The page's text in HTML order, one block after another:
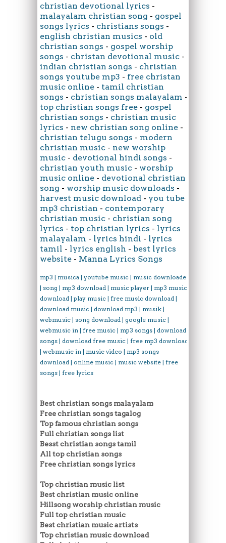
christian devotional lyrics -
malayalam christian song - gospel
songs lyrics - christians songs -
english christian musics - old
christian songs - gospel worship
songs - christan devotional music -
indian christian songs - christian
songs youtube mp3 - free christan
music online - tamil christian
songs - christian songs malayalam -
top christian songs free - gospel
christian songs - christian music
lyrics - new christian song online -
christian telugu songs - modern
christian music - new worship
music - devotional hindi songs -
christian youth music - worship
music online - devotional christian
song - worship music downloads -
harvest music download - you tube
mp3 christian - contemporary
christian music - christian song
lyrics - top christian lyrics - lyrics
malayalam - lyrics hindi - lyrics
tamil - lyrics english - best lyrics
website - Manna Lyrics Songs
mp3 | musica | youtube music | music downloader
| song | mp3 download | music player | mp3 music
download | play music | free music download |
download music | download mp3 | musik |
webmusic | song download | google music |
webmusic in | free music | mp3 songs | download
songs | download free music | free mp3 download
| webmusic in | music video | mp3 songs
download | online music | music website | free
songs | free lyrics
Best christian songs malayalam
Free christian songs tagalog
Top famous christian songs
Full christian songs list
Besst christian songs tamil
All top christian songs
Free christian songs lyrics
Top christian music list
Best christian music online
Hillsong worship christian music
Full top christian music
Best christian music artists
Top christian music download